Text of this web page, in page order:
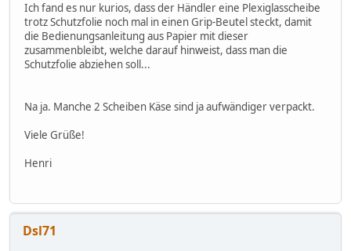
Ich fand es nur kurios, dass der Händler eine Plexiglasscheibe
trotz Schutzfolie noch mal in einen Grip-Beutel steckt, damit
die Bedienungsanleitung aus Papier mit dieser
zusammenbleibt, welche darauf hinweist, dass man die
Schutzfolie abziehen soll...
Na ja. Manche 2 Scheiben Käse sind ja aufwändiger verpackt.
Viele Grüße!
Henri
Dsl71